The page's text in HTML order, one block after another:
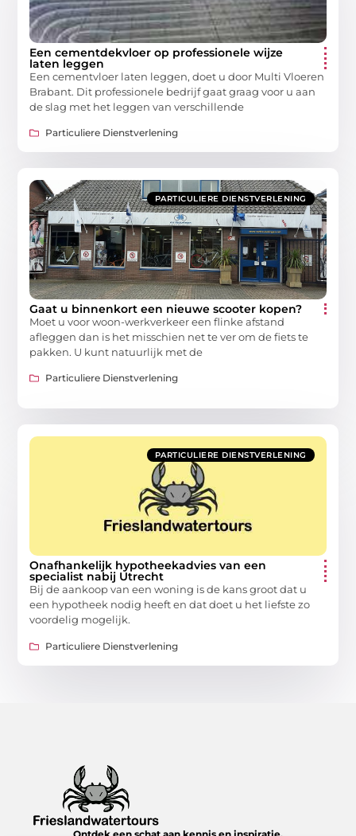
Een cementdekvloer op professionele wijze
laten leggen
Een cementvloer laten leggen, doet u door Multi Vloeren
Brabant. Dit professionele bedrijf gaat graag voor u aan
de slag met het leggen van verschillende
Particuliere Dienstverlening
PARTICULIERE DIENSTVERLENING
Gaat u binnenkort een nieuwe scooter kopen?
Moet u voor woon-werkverkeer een flinke afstand
afleggen dan is het misschien net te ver om de fiets te
pakken. U kunt natuurlijk met de
Particuliere Dienstverlening
PARTICULIERE DIENSTVERLENING
Onafhankelijk hypotheekadvies van een
specialist nabij Utrecht
Bij de aankoop van een woning is de kans groot dat u
een hypotheek nodig heeft en dat doet u het liefste zo
voordelig mogelijk.
Particuliere Dienstverlening